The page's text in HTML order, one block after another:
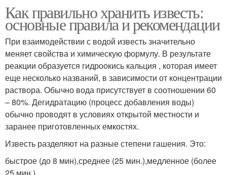
Как правильно хранить известь:
основные правила и рекомендации
При взаимодействии с водой известь значительно
меняет свойства и химическую формулу. В результате
реакции образуется гидроокись кальция , которая имеет
еще несколько названий, в зависимости от концентрации
раствора. Обычно вода присутствует в соотношении 60
– 80%. Дегидратацию (процесс добавления воды)
обычно проводят в условиях открытой местности и
заранее приготовленных емкостях.
Известь разделяют на разные степени гашения. Это:
быстрое (до 8 мин),среднее (25 мин.),медленное (более